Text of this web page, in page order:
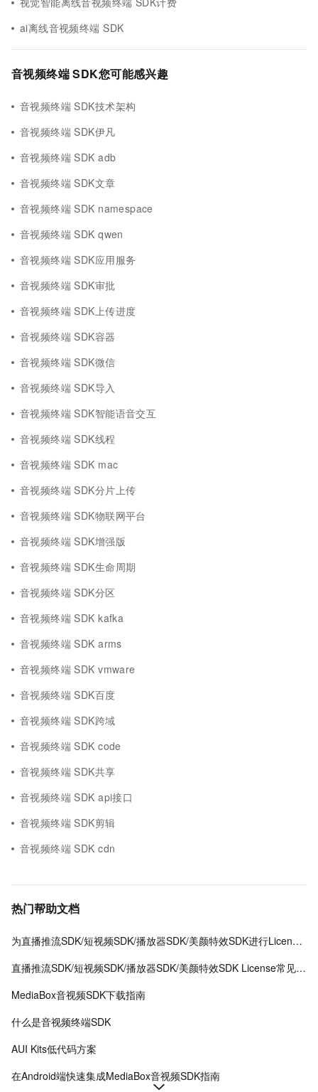
ai离线音视频终端 SDK
音视频终端 SDK您可能感兴趣
音视频终端 SDK技术架构
音视频终端 SDK伊凡
音视频终端 SDK adb
音视频终端 SDK文章
音视频终端 SDK namespace
音视频终端 SDK qwen
音视频终端 SDK应用服务
音视频终端 SDK审批
音视频终端 SDK上传进度
音视频终端 SDK容器
音视频终端 SDK微信
音视频终端 SDK导入
音视频终端 SDK智能语音交互
音视频终端 SDK线程
音视频终端 SDK mac
音视频终端 SDK分片上传
音视频终端 SDK物联网平台
音视频终端 SDK增强版
音视频终端 SDK生命周期
音视频终端 SDK分区
音视频终端 SDK kafka
音视频终端 SDK arms
音视频终端 SDK vmware
音视频终端 SDK百度
音视频终端 SDK跨域
音视频终端 SDK code
音视频终端 SDK共享
音视频终端 SDK api接口
音视频终端 SDK剪辑
音视频终端 SDK cdn
热门帮助文档
为直播推流SDK/短视频SDK/播放器SDK/美颜特效SDK进行License授权
直播推流SDK/短视频SDK/播放器SDK/美颜特效SDK License常见问题
MediaBox音视频SDK下载指南
什么是音视频终端SDK
AUI Kits低代码方案
在Android端快速集成MediaBox音视频SDK指南